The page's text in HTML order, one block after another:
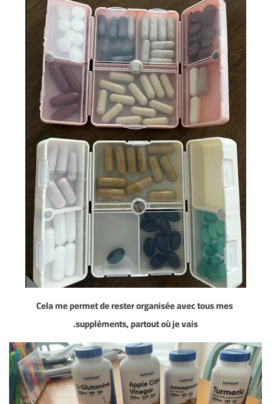
Cela me permet de rester organisée avec tous mes
suppléments, partout où je vais.